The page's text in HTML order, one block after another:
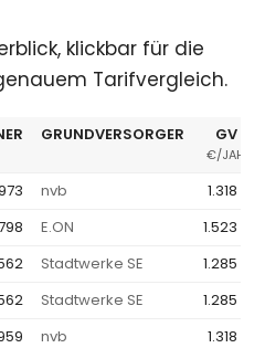
klickbar für die
Tarifvergleich.
GRUNDVERSORGER GV Ø
€/JAHR
nvb
1.318 €
E.ON
1.523 €
Stadtwerke SE
1.285 €
Stadtwerke SE
1.285 €
nvb
1.318 €